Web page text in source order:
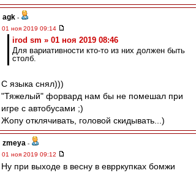
agk -
01 ноя 2019 09:14
irod sm » 01 ноя 2019 08:46
Для вариативности кто-то из них должен быть
столб.
С языка снял)))
"Тяжелый" форвард нам бы не помешал при
игре с автобусами ;)
Жопу отклячивать, головой скидывать...)
zmeya -
01 ноя 2019 09:12
Ну при выходе в весну в еврркупках бомжи